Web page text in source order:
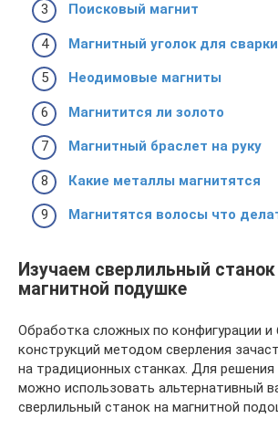
Поисковый магнит
Магнитный уголок для
Неодимовые магниты
Магнитится ли золото
Магнитный браслет на руку
Какие металлы магнитятся
Магнитятся волосы что
Изучаем сверлильный станок
магнитной подушке
Обработка сложных по конфигурации и
конструкций методом сверления
на традиционных станках. Для
можно использовать альтернативный
сверлильный станок на магнитной